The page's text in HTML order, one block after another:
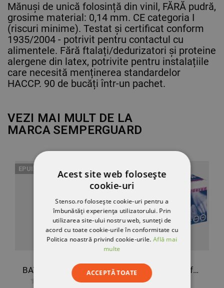
Mănuși de unică folosință din vinil, FĂRĂ pudră,
grosime material: 0,14 mm. CE categoria I
(riscuri minime). Testat și certificat conform
1935/2004 - potrivit pentru contactul cu
alimentele. Fără ftalați/dedurizatori și proteine
​​alergene din latex, potrivite pentru instalațiile
care necesită menținerea standardelor
HACCP. 90 de bucăți într-un pachet.
VEZI MAI MULT DE LA
MARCA SEMPERGUARD
EPUIZAT
BAT LAB Disposable coat Mănuși de unică folosință din latex SEMPERGUARD LATEX POWDERED
Acest site web folosește
cookie-uri
Stenso.ro folosește cookie-uri pentru a
îmbunătăți experiența utilizatorului. Prin
utilizarea site-ului nostru web, sunteți de
acord cu toate cookie-urile în conformitate cu
Politica noastră privind cookie-urile.Află mai
multe
ACCEPTĂ TOATE